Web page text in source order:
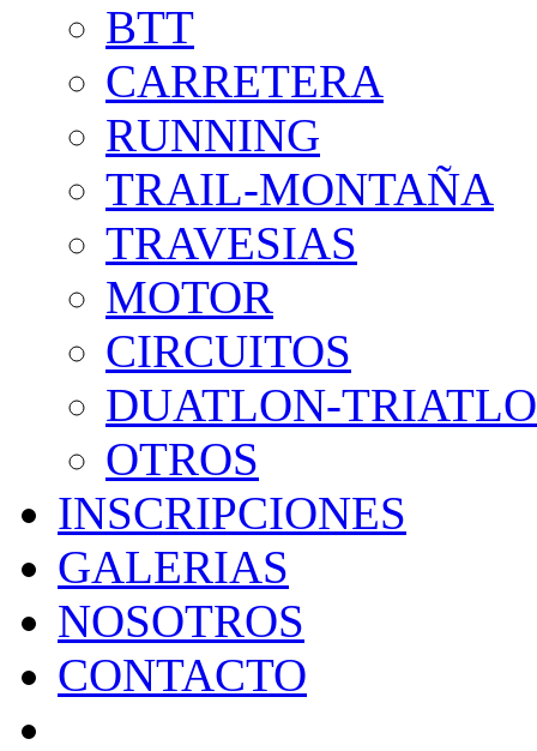
BTT
CARRETERA
RUNNING
TRAIL-MONTAÑA
TRAVESIAS
MOTOR
CIRCUITOS
DUATLON-
OTROS
INSCRIPCIONES
GALERIAS
NOSOTROS
CONTACTO